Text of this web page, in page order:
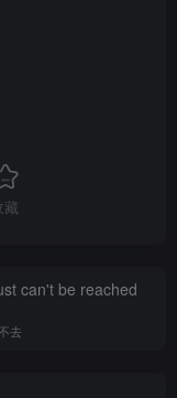
藏
can't be reached
去